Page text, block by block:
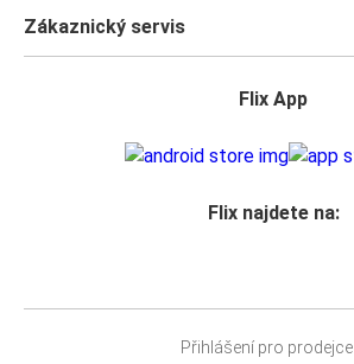
Zákaznický servis
Flix App
Flix najdete na:
Přihlášení pro prodejce